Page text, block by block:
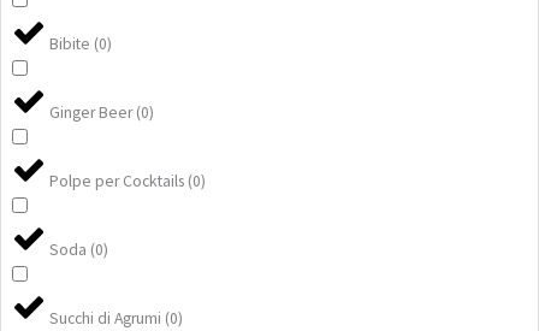
Bibite (0)
Ginger Beer (0)
Polpe per Cocktails (0)
Soda (0)
Succhi di Agrumi (0)